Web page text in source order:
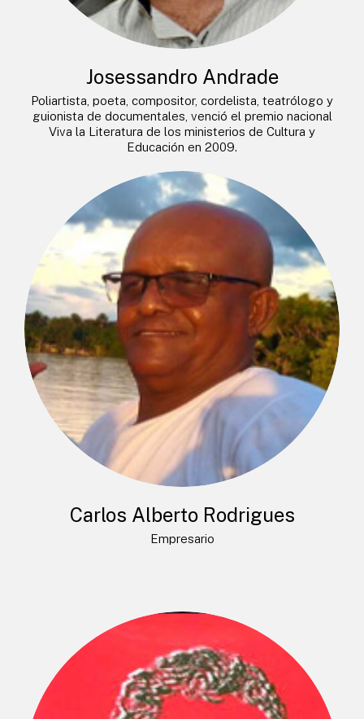
Josessandro Andrade
Poliartista, poeta, compositor, cordelista, teatrólogo y
guionista de documentales, venció el premio nacional
Viva la Literatura de los ministerios de Cultura y
Educación en 2009.
Carlos Alberto Rodrigues
Empresario